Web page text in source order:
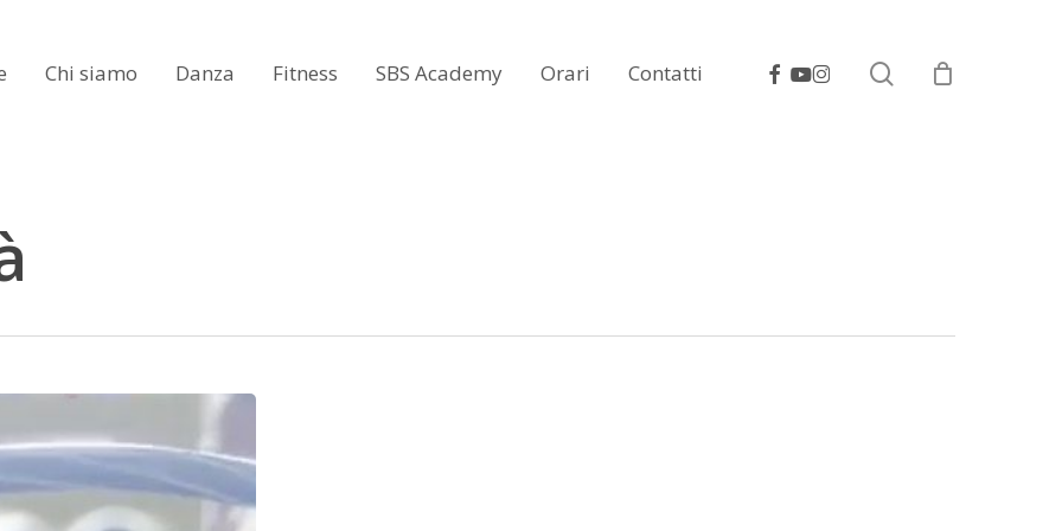
Chi siamo Danza Fitness SBS Academy Orari Contatti facebook
youtube
instagram search